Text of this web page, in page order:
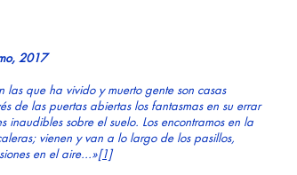
2017
las que ha vivido y muerto gente son casas
de las puertas abiertas los fantasmas en su errar
inaudibles sobre el suelo. Los encontramos en la
vienen y van a lo largo de los pasillos,
en el aire...»[1]